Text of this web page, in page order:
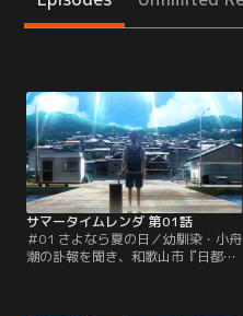
サマータイムレンダ 第01話
＃01 さよなら夏の日／幼馴染・小舟
潮の訃報を聞き、和歌山市『日都ヶ